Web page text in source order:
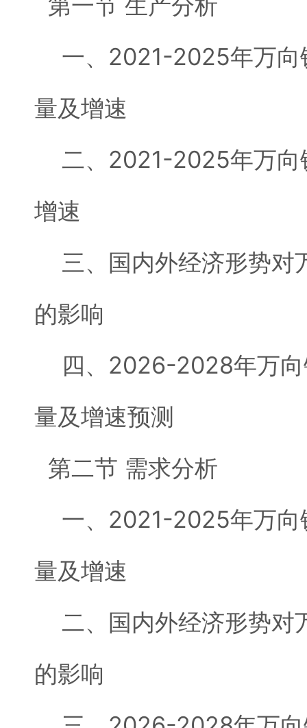
一、2021-2025年万向
量及增速
二、2021-2025年万向
增速
三、国内外经济形势对
的影响
四、2026-2028年万向
量及增速预测
第二节 需求分析
一、2021-2025年万向
量及增速
二、国内外经济形势对
的影响